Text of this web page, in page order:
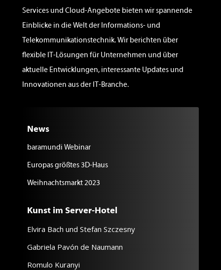
Services und Cloud-Angebote bieten wir spannende
Einblicke in die Welt der Informations- und
Telekommunikationstechnik. Wir berichten über
flexible IT-Lösungen für Unternehmen und über
aktuelle Entwicklungen, interessante Updates und
Innovationen aus der IT-Branche.
News
baramundi Webinar
Europas größtes 3D-Haus
Weihnachtsmarkt 2023
Kunst im Server-Hotel
Elvira Bach und Stefan Szczesny
Gabriela Pavón de Naumann
Romulo Kuranyi